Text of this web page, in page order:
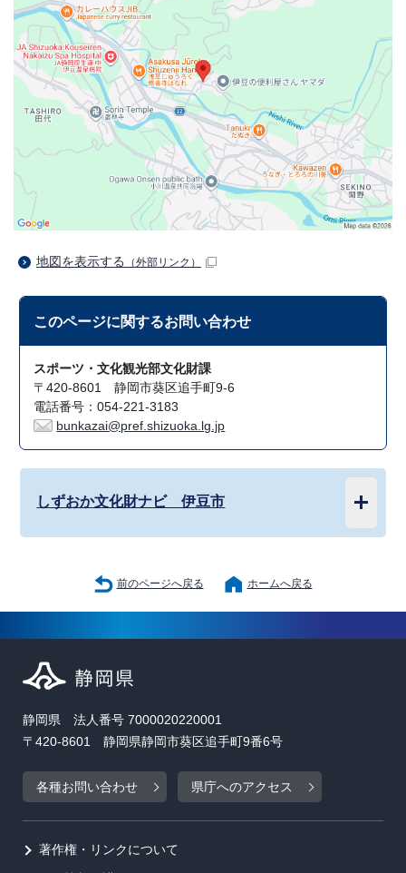
地図を表示する （外部リンク）
このページに関するお問い合わせ
スポーツ・文化観光部文化財課
〒420-8601 静岡市葵区追手町9-6
電話番号：054-221-3183
bunkazai@pref.shizuoka.lg.jp
しずおか文化財ナビ 伊豆市
前のページへ戻る ホームへ戻る
静岡県 法人番号 7000020220001
〒420-8601 静岡県静岡市葵区追手町9番6号
各種お問い合わせ 県庁へのアクセス
著作権・リンクについて